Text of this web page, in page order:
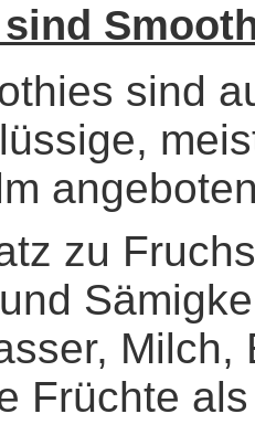
sind
sind
zu
Früchte